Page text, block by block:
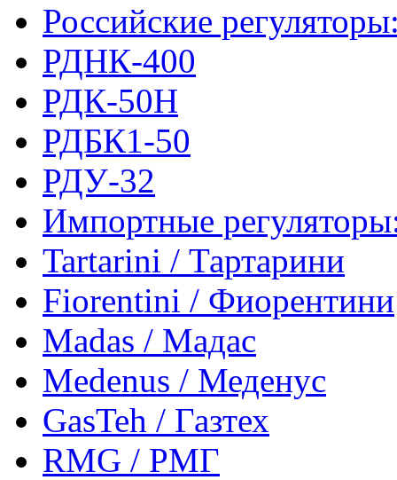
Российские
РДНК-400
РДК-50Н
РДБК1-50
РДУ-32
Импортные
Tartarini / Тартарини
Fiorentini / Фиорентини
Madas / Мадас
Medenus / Меденус
GasTeh / Газтех
RMG / РМГ